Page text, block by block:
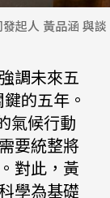
起人 黃品涵 與談
調未來五
的五年。
氣候行動
要統整將
對此，黃
學為基礎